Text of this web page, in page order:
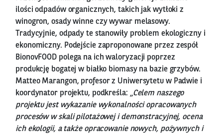
ilości odpadów organicznych, takich jak wytłoki z
winogron, osady winne czy wywar melasowy.
Tradycyjnie, odpady te stanowiły problem ekologiczny i
ekonomiczny. Podejście zaproponowane przez zespół
BionovFOOD polega na ich waloryzacji poprzez
produkcję bogatej w białko biomasy na bazie grzybów.
Matteo Marangon, profesor z Uniwersytetu w Padwie i
koordynator projektu, podkreśla: „Celem naszego
projektu jest wykazanie wykonalności opracowanych
procesów w skali pilotażowej i demonstracyjnej, ocena
ich ekologii, a także opracowanie nowych, pożywnych i